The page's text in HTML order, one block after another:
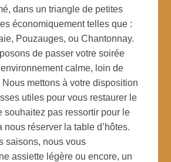
dans un triangle de petites
économiquement telles que :
Pouzauges, ou Chantonnay.
de passer votre soirée
calme, loin de
mettons à votre disposition
utiles pour vous restaurer le
souhaitez pas ressortir pour le
nous réserver la table d’hôtes.
saisons, nous vous
assiette légère ou encore, un